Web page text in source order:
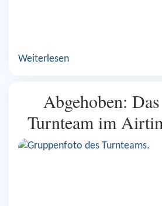
Weiterlesen
Abgehoben: Das
Turnteam im